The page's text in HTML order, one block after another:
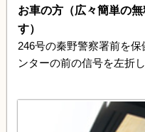
お車の方（広々簡単の
す）
246号の秦野警察署前を
ンターの前の信号を左折